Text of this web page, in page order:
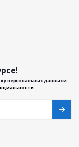
персональных данных и